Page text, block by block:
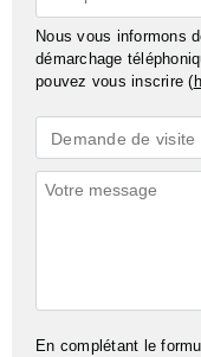
Nous vous informons
démarchage
pouvez vous inscrire (
Demande
*
Demande de visite
Commentaires
En complétant le